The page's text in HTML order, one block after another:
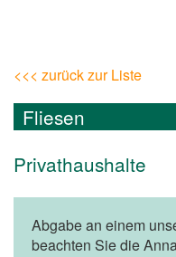
<<< zurück zur Liste
Fliesen
Privathaushalte
Abgabe an einem
beachten Sie die